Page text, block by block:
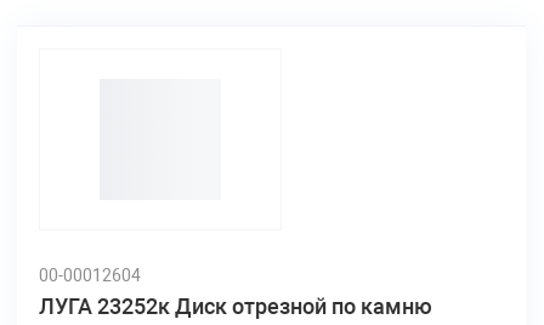
00-00012604
ЛУГА 23252к Диск отрезной по камню